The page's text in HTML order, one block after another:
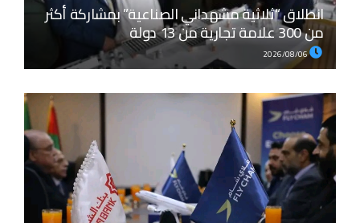
انطلاق “ثلاثية مشهداني الصناعية” بمشاركة أكثر
من 300 علامة تجارية من 13 دولة
2026/08/06